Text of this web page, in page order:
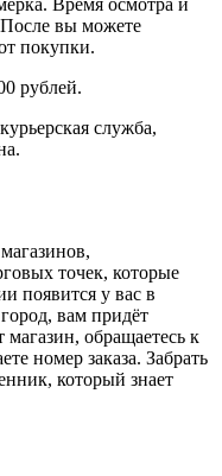
Время осмотра и
вы можете
покупки.
рублей.
служба,
точек, которые
появится у вас в
вам придёт
обращаетесь к
номер заказа. Забрать
который знает